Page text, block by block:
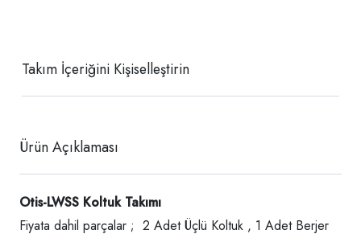
Takım İçeriğini Kişiselleştirin
Ürün Açıklaması
Otis-LWSS Koltuk Takımı
Fiyata dahil parçalar ; 2 Adet Üçlü Koltuk , 1 Adet Berjer